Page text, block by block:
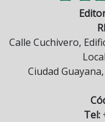
Calle Cuchivero,
Ciudad
Tel: